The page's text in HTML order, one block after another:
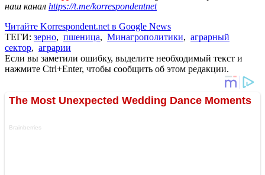
наш канал https://t.me/korrespondentnet
Читайте Korrespondent.net в Google News
ТЕГИ: зерно, пшеница, Минагрополитики, аграрный
сектор, аграрии
Если вы заметили ошибку, выделите необходимый текст и
нажмите Ctrl+Enter, чтобы сообщить об этом редакции.